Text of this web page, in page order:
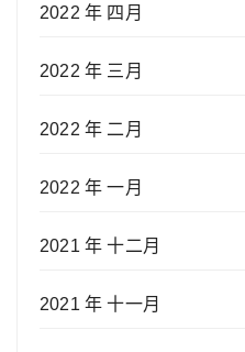
2022 年 四月
2022 年 三月
2022 年 二月
2022 年 一月
2021 年 十二月
2021 年 十一月